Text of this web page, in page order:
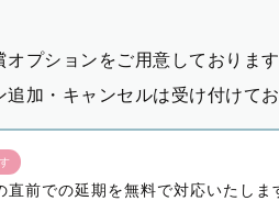
プションをご用意しております
加・キャンセルは受け付けてお
前での延期を無料で対応いたしま